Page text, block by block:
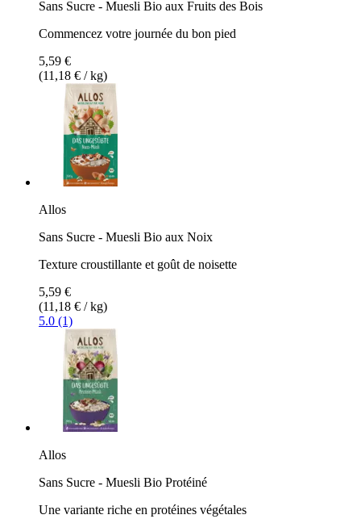
Sans Sucre - Muesli Bio aux Fruits des Bois
Commencez votre journée du bon pied
5,59 €
(11,18 € / kg)
Allos
Sans Sucre - Muesli Bio aux Noix
Texture croustillante et goût de noisette
5,59 €
(11,18 € / kg)
5.0 (1)
Allos
Sans Sucre - Muesli Bio Protéiné
Une variante riche en protéines végétales